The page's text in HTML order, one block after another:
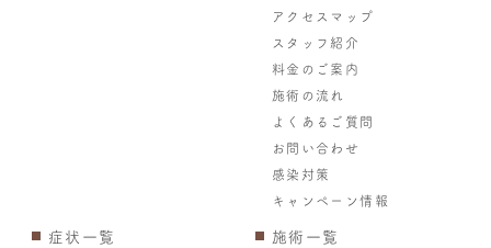
アクセスマップ
スタッフ紹介
料金のご案内
施術の流れ
よくあるご質問
お問い合わせ
感染対策
キャンペーン情報
症状一覧 施術一覧